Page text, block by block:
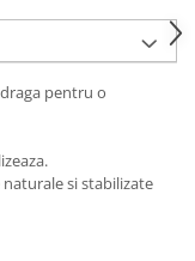
pentru o
si stabilizate